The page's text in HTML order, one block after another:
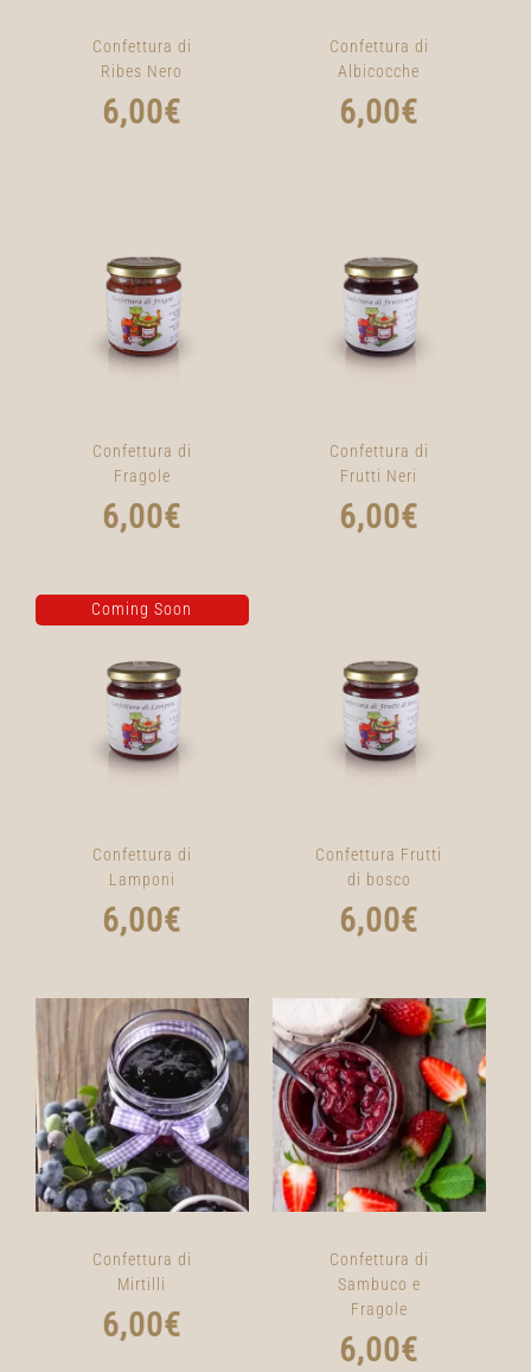
Confettura di
Ribes Nero
6,00€
Confettura di
Albicocche
6,00€
Confettura di
Fragole
6,00€
Confettura di
Frutti Neri
6,00€
Coming Soon
Confettura di
Lamponi
6,00€
Confettura Frutti
di bosco
6,00€
Confettura di
Mirtilli
6,00€
Confettura di
Sambuco e
Fragole
6,00€